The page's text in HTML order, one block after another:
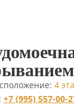
4
+7 (995) 557-00-